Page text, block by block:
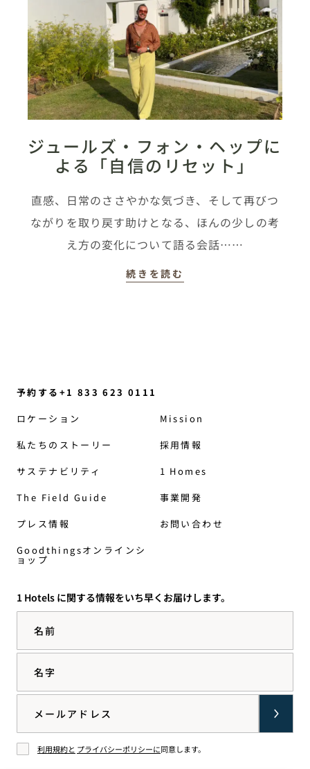
ジュールズ・フォン・ヘップに
よる「自信のリセット」
直感、日常のささやかな気づき、そして再びつ
ながりを取り戻す助けとなる、ほんの少しの考
え方の変化について語る会話……
続きを読む
予約する+1 833 623 0111
ロケーション
私たちのストーリー
サステナビリティ
The Field Guide
プレス情報
Goodthingsオンラインシ
ョップ
Mission
採用情報
1 Homes
事業開発
お問い合わせ
1 Hotels に関する情報をいち早くお届けします。
同意する
利用規約と プライバシーポリシーに同意します。